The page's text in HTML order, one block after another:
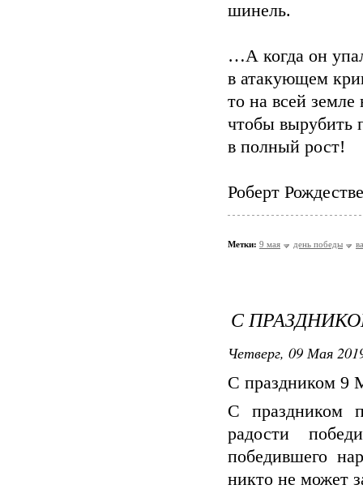
шинель.
…А когда он
в атакующем
то на всей
чтобы вырубить
в полный рост!
Роберт
Метки: 9 мая день победы
С
Четверг, 09 Мая
С праздником 9
С праздником
радости
победившего
никто не может